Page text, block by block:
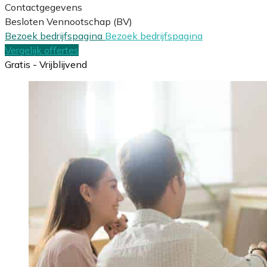
Contactgegevens
Besloten Vennootschap (BV)
Bezoek bedrijfspagina Bezoek bedrijfspagina
Vergelijk offertes
Gratis - Vrijblijvend